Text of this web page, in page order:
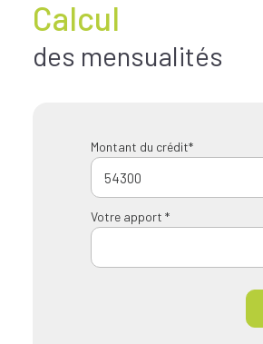
Calcul
des mensualités
Montant du crédit*
Votre apport *